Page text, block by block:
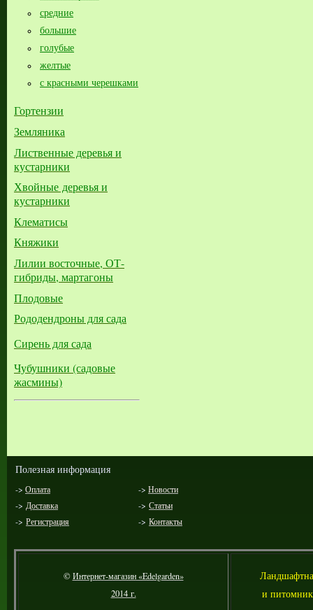
средние
большие​
голубые
желтые
с красными черешками
Гортензии
Земляника
Лиственные деревья и
кустарники
Хвойные деревья и
кустарники
Клематисы
Княжики
Лилии восточные, ОТ-
гибриды, мартагоны
Плодовые
Рододендроны для сада
Сирень для сада
Чубушники (садовые
жасмины)
Полезная информация
-> Оплата -> Новости
-> Доставка -> Статьи
-> Регистрация -> Контакты
©Интернет-магазин «Edelgarden»
2014 г.
Л
и питомник